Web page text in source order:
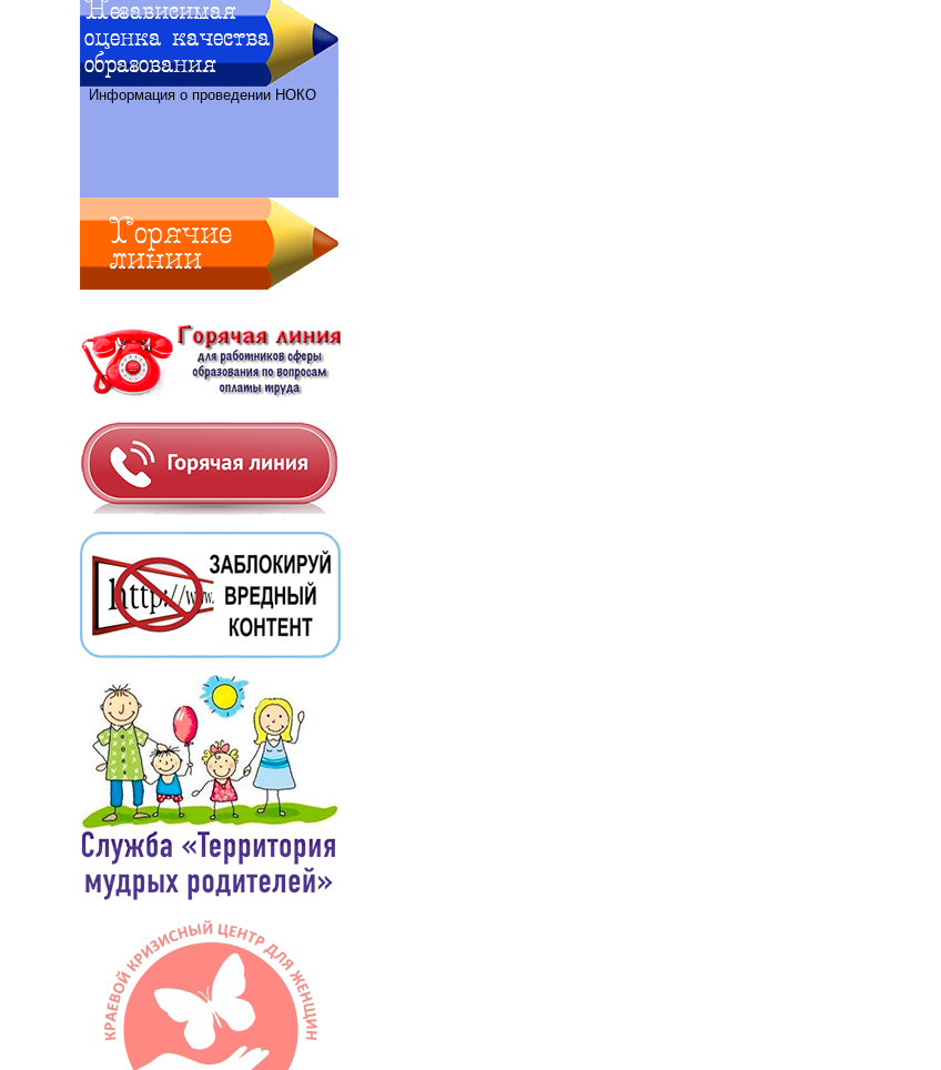
Информация о проведении НОКО